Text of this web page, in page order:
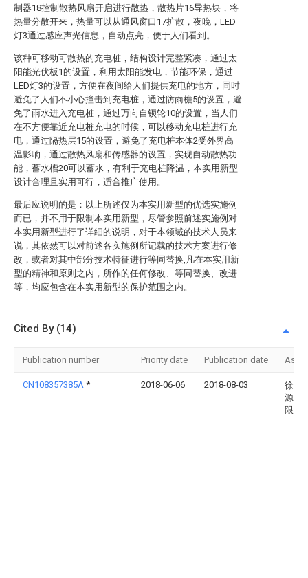
制器18控制散热风扇开启进行散热，散热片16导热块，将
热量分散开来，热量可以从通风窗口17扩散，夜晚，LED
灯3通过感应声光信息，自动点亮，便于人们看到。
该种可移动可散热的充电桩，结构设计完整紧凑，通过太
阳能光伏板1的设置，利用太阳能发电，节能环保，通过
LED灯3的设置，方便在夜间给人们提供充电的地方，同时
避免了人们不小心撞击到充电桩，通过防雨檐5的设置，避
免了雨水进入充电桩，通过万向自锁轮10的设置，当人们
在不方便靠近充电桩充电的时候，可以移动充电桩进行充
电，通过隔热层15的设置，避免了充电桩本体2受外界高
温影响，通过散热风扇和传感器的设置，实现自动散热功
能，蓄水槽20可以蓄水，有利于充电桩降温，本实用新型
设计合理且实用可行，适合推广使用。
最后应说明的是：以上所述仅为本实用新型的优选实施例
而已，并不用于限制本实用新型，尽管参照前述实施例对
本实用新型进行了详细的说明，对于本领域的技术人员来
说，其依然可以对前述各实施例所记载的技术方案进行修
改，或者对其中部分技术特征进行等同替换,凡在本实用新
型的精神和原则之内，所作的任何修改、等同替换、改进
等，均应包含在本实用新型的保护范围之内。
Cited By (14)
Publication number Priority date Publication date
CN108357385A * 2018-06-06 2018-08-03
徐州
源电
限公